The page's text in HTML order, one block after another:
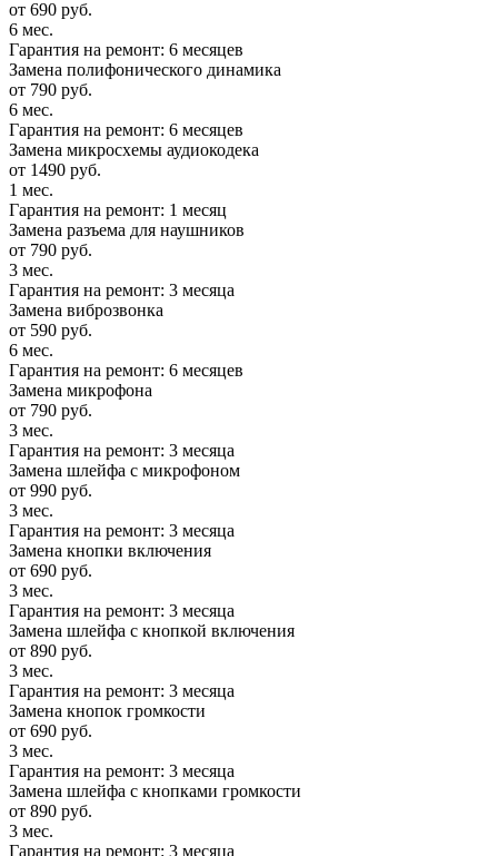
от 690 руб.
6 мес.
Гарантия на ремонт: 6 месяцев
Замена полифонического динамика
от 790 руб.
6 мес.
Гарантия на ремонт: 6 месяцев
Замена микросхемы аудиокодека
от 1490 руб.
1 мес.
Гарантия на ремонт: 1 месяц
Замена разъема для наушников
от 790 руб.
3 мес.
Гарантия на ремонт: 3 месяца
Замена виброзвонка
от 590 руб.
6 мес.
Гарантия на ремонт: 6 месяцев
Замена микрофона
от 790 руб.
3 мес.
Гарантия на ремонт: 3 месяца
Замена шлейфа с микрофоном
от 990 руб.
3 мес.
Гарантия на ремонт: 3 месяца
Замена кнопки включения
от 690 руб.
3 мес.
Гарантия на ремонт: 3 месяца
Замена шлейфа с кнопкой включения
от 890 руб.
3 мес.
Гарантия на ремонт: 3 месяца
Замена кнопок громкости
от 690 руб.
3 мес.
Гарантия на ремонт: 3 месяца
Замена шлейфа с кнопками громкости
от 890 руб.
3 мес.
Гарантия на ремонт: 3 месяца